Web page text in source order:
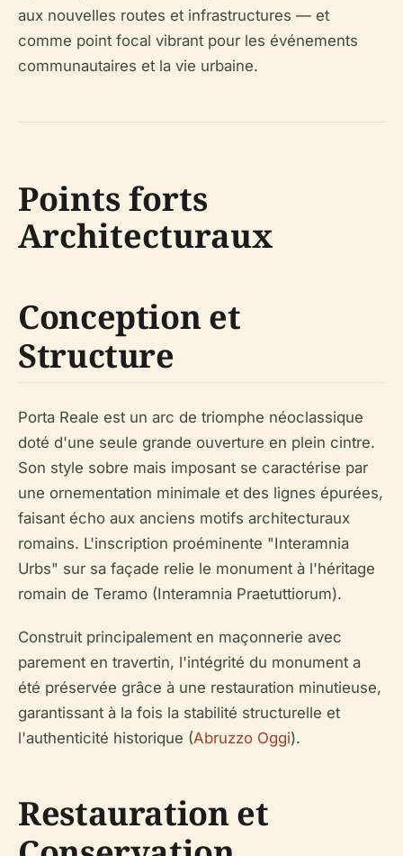
aux nouvelles routes et infrastructures — et
comme point focal vibrant pour les événements
communautaires et la vie urbaine.
Points forts
Architecturaux
Conception et
Structure
Porta Reale est un arc de triomphe néoclassique
doté d'une seule grande ouverture en plein cintre.
Son style sobre mais imposant se caractérise par
une ornementation minimale et des lignes épurées,
faisant écho aux anciens motifs architecturaux
romains. L'inscription proéminente "Interamnia
Urbs" sur sa façade relie le monument à l'héritage
romain de Teramo (Interamnia Praetuttiorum).
Construit principalement en maçonnerie avec
parement en travertin, l'intégrité du monument a
été préservée grâce à une restauration minutieuse,
garantissant à la fois la stabilité structurelle et
l'authenticité historique (Abruzzo Oggi).
Restauration et